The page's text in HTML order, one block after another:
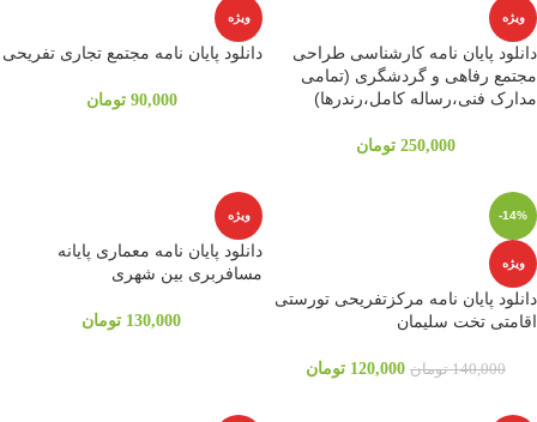
ویژه
دانلود پایان نامه کارشناسی طراحی
مجتمع رفاهی و گردشگری (تمامی
مدارک فنی،رساله کامل،رندرها)
250,000 تومان
ویژه
دانلود پایان نامه مجتمع تجاری تفریحی
90,000 تومان
-14%
ویژه
دانلود پایان نامه مرکزتفریحی تورستی
اقامتی تخت سلیمان
140,000 تومان 120,000 تومان
ویژه
دانلود پایان نامه معماری پایانه
مسافربری بین شهری
130,000 تومان